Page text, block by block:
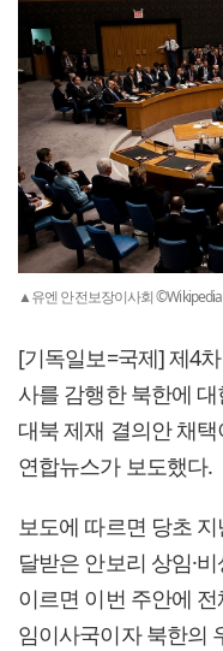
▲유엔 안전보장이사회 ©Wikipedia
[기독일보=국제] 제4
사를 감행한 북한에
대북 제재 결의안 채
연합뉴스가 보도했다.
보도에 따르면 당초
달받은 안보리 상임·
이르면 이번 주안에
임이사국이자 북한의